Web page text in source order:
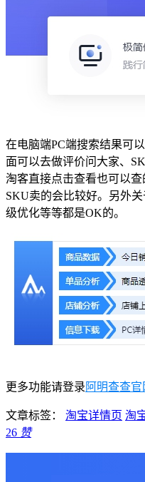
在电脑端PC端搜索结果可
面可以去做评价问大家、
淘客直接点击查看也可以
SKU卖的会比较好。另外
级优化等等都是OK的。
更多功能请登录 阿明查查官
文章标签： 淘宝详情页 淘
26 赞